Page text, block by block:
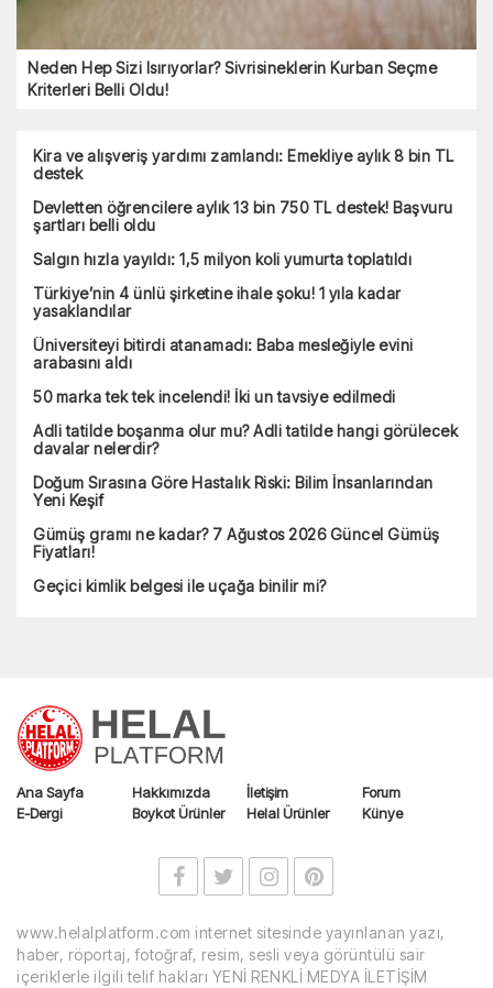
Neden Hep Sizi Isırıyorlar? Sivrisineklerin Kurban Seçme
Kriterleri Belli Oldu!
Kira ve alışveriş yardımı zamlandı: Emekliye aylık 8 bin TL
destek
Devletten öğrencilere aylık 13 bin 750 TL destek! Başvuru
şartları belli oldu
Salgın hızla yayıldı: 1,5 milyon koli yumurta toplatıldı
Türkiye’nin 4 ünlü şirketine ihale şoku! 1 yıla kadar
yasaklandılar
Üniversiteyi bitirdi atanamadı: Baba mesleğiyle evini
arabasını aldı
50 marka tek tek incelendi! İki un tavsiye edilmedi
Adli tatilde boşanma olur mu? Adli tatilde hangi görülecek
davalar nelerdir?
Doğum Sırasına Göre Hastalık Riski: Bilim İnsanlarından
Yeni Keşif
Gümüş gramı ne kadar? 7 Ağustos 2026 Güncel Gümüş
Fiyatları!
Geçici kimlik belgesi ile uçağa binilir mi?
Ana Sayfa Hakkımızda İletişim
Forum
E-Dergi
Boykot Ürünler Helal Ürünler Künye
www.helalplatform.com internet sitesinde yayınlanan yazı,
haber, röportaj, fotoğraf, resim, sesli veya görüntülü sair
içeriklerle ilgili telif hakları YENİ RENKLİ MEDYA İLETİŞİM